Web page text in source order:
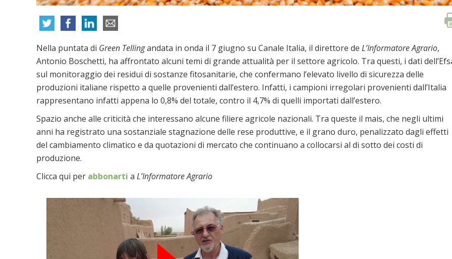
Nella puntata di Green Tellingandata in onda il 7 giugno su Canale Italia, il direttore de L’Informatore Agrario,
Antonio Boschetti, ha affrontato alcuni temi di grande attualità per il settore agricolo. Tra questi, i dati
sul monitoraggio dei residui di sostanze fitosanitarie, che confermano l’elevato livello di sicurezza delle
produzioni italiane rispetto a quelle provenienti dall’estero. Infatti, i campioni irregolari provenienti dall’Italia
rappresentano infatti appena lo 0,8% del totale, contro il 4,7% di quelli importati dall’estero.
Spazio anche alle criticità che interessano alcune filiere agricole nazionali. Tra queste il mais, che negli ultimi
anni ha registrato una sostanziale stagnazione delle rese produttive, e il grano duro, penalizzato dagli effetti
del cambiamento climatico e da quotazioni di mercato che continuano a collocarsi al di sotto dei costi di
produzione.
Clicca qui per abbonarti a L’Informatore Agrario